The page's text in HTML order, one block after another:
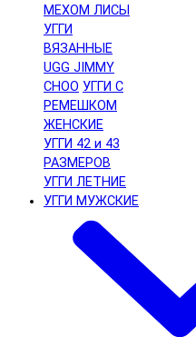
МЕХОМ ЛИСЫ
УГГИ
ВЯЗАННЫЕ
UGG JIMMY
CHOO УГГИ С
РЕМЕШКОМ
ЖЕНСКИЕ
УГГИ 42 и 43
РАЗМЕРОВ
УГГИ ЛЕТНИЕ
УГГИ МУЖСКИЕ